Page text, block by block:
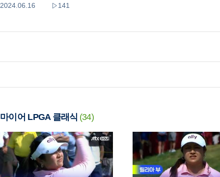
2024.06.16 141
마이어 LPGA 클래식 (34)